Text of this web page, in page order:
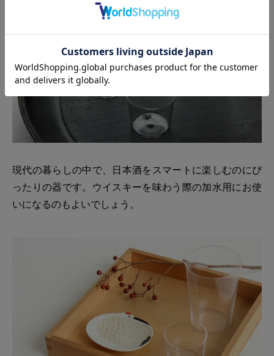
現代の暮らしの中で、日本酒をスマートに楽しむのにぴ
ったりの器です。ウイスキーを味わう際の加水用にお使
いになるのもよいでしょう。